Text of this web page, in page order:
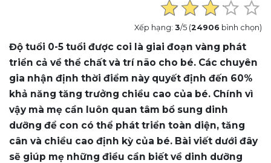
Xếp hạng: 3/5 (24906 bình chọn)
Độ tuổi 0-5 tuổi được coi là giai đoạn vàng phát
triển cả về thể chất và trí não cho bé. Các chuyên
gia nhận định thời điểm này quyết định đến 60%
khả năng tăng trưởng chiều cao của bé. Chính vì
vậy mà mẹ cần luôn quan tâm bổ sung dinh
dưỡng để con có thể phát triển toàn diện, tăng
cân và chiều cao định kỳ của bé. Bài viết dưới đây
sẽ giúp mẹ những điều cần biết về dinh dưỡng